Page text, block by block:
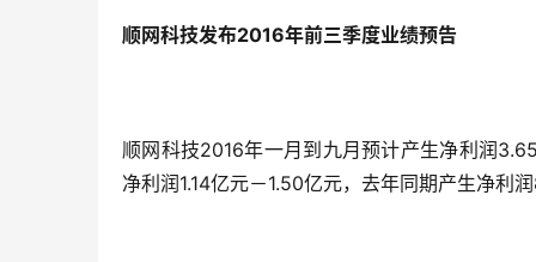
顺网科技发布2016年前三季度业绩预告
顺网科技2016年一月到九月预计产生净利润
净利润1.14亿元－1.50亿元，去年同期产生净利